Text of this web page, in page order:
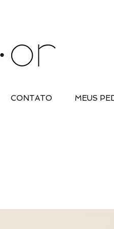
CONTATO MEUS